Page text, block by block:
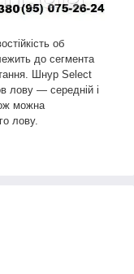
об
до сегмента
Шнур Select
лову — середній і
можна
лову.